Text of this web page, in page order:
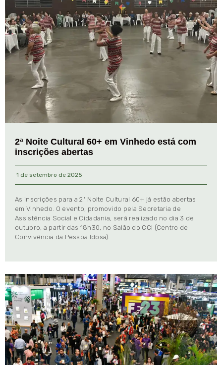
2ª Noite Cultural 60+ em Vinhedo está com
inscrições abertas
1 de setembro de 2025
As inscrições para a 2ª Noite Cultural 60+ já estão abertas
em Vinhedo. O evento, promovido pela Secretaria de
Assistência Social e Cidadania, será realizado no dia 3 de
outubro, a partir das 18h30, no Salão do CCI (Centro de
Convivência da Pessoa Idosa).